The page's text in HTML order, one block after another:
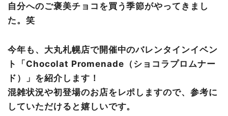
他にも！大丸札幌初登場のお店
ホノルル・クッキー・カンパニー《ハワイ》【1階特設会
場】
まとめ
自分へのご褒美チョコを買う季節がやってきまし
た。笑
今年も、大丸札幌店で開催中のバレンタインイベン
ト「Chocolat Promenade（ショコラプロムナー
ド）」を紹介します！
混雑状況や初登場のお店をレポしますので、参考に
していただけると嬉しいです。